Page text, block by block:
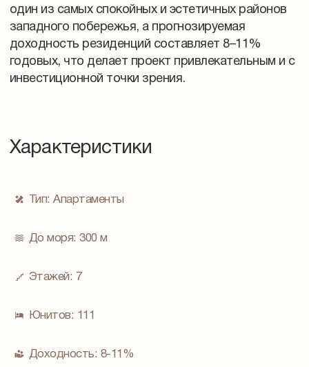
один из самых спокойных и эстетичных районов
западного побережья, а прогнозируемая
доходность резиденций составляет 8–11%
годовых, что делает проект привлекательным и с
инвестиционной точки зрения.
Характеристики
Тип:Апартаменты
До моря:300 м
Юнитов: 111
Доходность: 8-11%
Этажей: 7